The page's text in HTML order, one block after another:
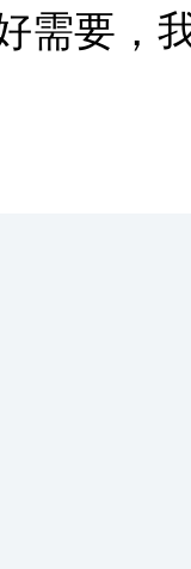
需要，